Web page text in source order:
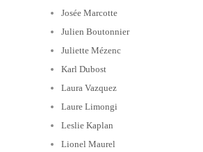
Josée Marcotte
Julien Boutonnier
Juliette Mézenc
Karl Dubost
Laura Vazquez
Laure Limongi
Leslie Kaplan
Lionel Maurel